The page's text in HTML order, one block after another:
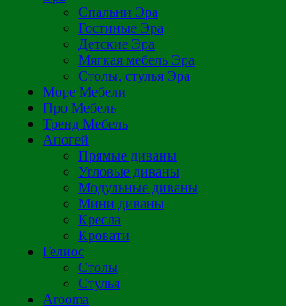
Спальни Эра
Гостиные Эра
Детские Эра
Мягкая мебель Эра
Столы, стулья Эра
Море Мебели
Про Мебель
Тренд Мебель
Апогей
Прямые диваны
Угловые диваны
Модульные диваны
Мини диваны
Кресла
Кровати
Гелиос
Столы
Стулья
Arooma